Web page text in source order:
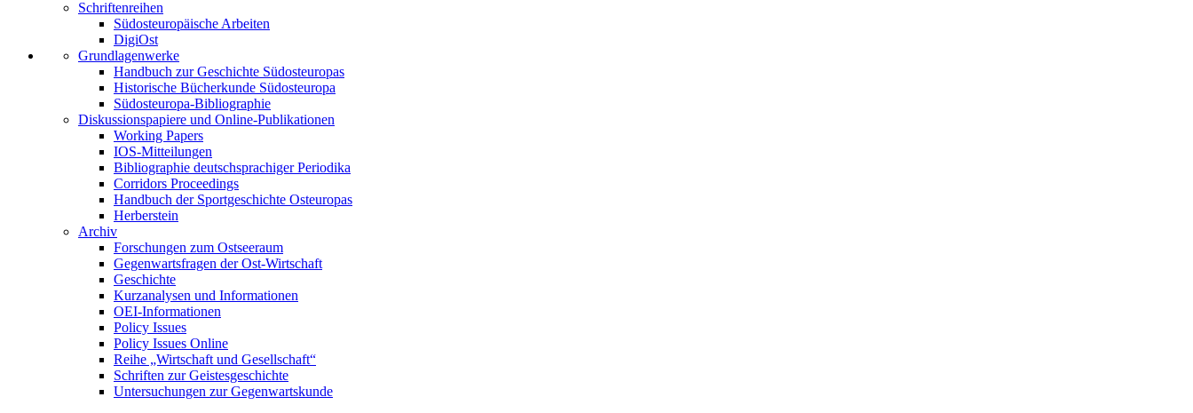
Schriftenreihen
Südosteuropäische Arbeiten
DigiOst
Grundlagenwerke
Handbuch zur Geschichte Südosteuropas
Historische Bücherkunde Südosteuropa
Südosteuropa-Bibliographie
Diskussionspapiere und Online-Publikationen
Working Papers
IOS-Mitteilungen
Bibliographie deutschsprachiger Periodika
Corridors Proceedings
Handbuch der Sportgeschichte Osteuropas
Herberstein
Archiv
Forschungen zum Ostseeraum
Gegenwartsfragen der Ost-Wirtschaft
Geschichte
Kurzanalysen und Informationen
OEI-Informationen
Policy Issues
Policy Issues Online
Reihe „Wirtschaft und Gesellschaft“
Schriften zur Geistesgeschichte
Untersuchungen zur Gegenwartskunde